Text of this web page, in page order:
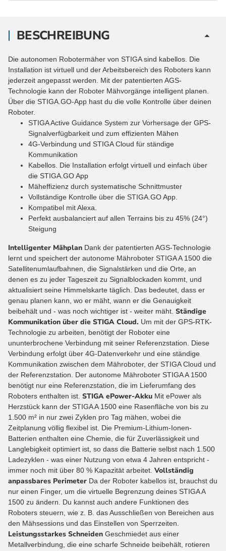
BESCHREIBUNG
Die autonomen Robotermäher von STIGA sind kabellos. Die
Installation ist virtuell und der Arbeitsbereich des Roboters kann
jederzeit angepasst werden. Mit der patentierten AGS-
Technologie kann der Roboter Mähvorgänge intelligent planen.
Über die STIGA.GO-App hast du die volle Kontrolle über deinen
Roboter.
STIGA Active Guidance System zur Vorhersage der GPS-
Signalverfügbarkeit und zum effizienten Mähen
4G-Verbindung und STIGA Cloud für ständige
Kommunikation
Kabellos. Die Installation erfolgt virtuell und einfach über
die STIGA.GO App
Mäheffizienz durch systematische Schnittmuster
Vollständige Kontrolle über die STIGA.GO App.
Kompatibel mit Alexa.
Perfekt ausbalanciert auf allen Terrains bis zu 45% (24°)
Steigung
Intelligenter Mähplan Dank der patentierten AGS-Technologie
lernt und speichert der autonome Mähroboter STIGA A 1500 die
Satellitenumlaufbahnen, die Signalstärken und die Orte, an
denen es zu jeder Tageszeit zu Signalblockaden kommt, und
aktualisiert seine Himmelskarte täglich. Das bedeutet, dass er
genau planen kann, wo er mäht, wann er die Genauigkeit
beibehält und - was noch wichtiger ist - weiter mäht. Ständige
Kommunikation über die STIGA Cloud. Um mit der GPS-RTK-
Technologie zu arbeiten, benötigt der Roboter eine
ununterbrochene Verbindung mit seiner Referenzstation. Diese
Verbindung erfolgt über 4G-Datenverkehr und eine ständige
Kommunikation zwischen dem Mähroboter, der STIGA Cloud und
der Referenzstation. Der autonome Mähroboter STIGA A 1500
benötigt nur eine Referenzstation, die im Lieferumfang des
Roboters enthalten ist. STIGA ePower-Akku Mit ePower als
Herzstück kann der STIGA A 1500 eine Rasenfläche von bis zu
1.500 m² in nur zwei Zyklen pro Tag mähen, wobei die
Zeitplanung völlig flexibel ist. Die Premium-Lithium-Ionen-
Batterien enthalten eine Chemie, die für Zuverlässigkeit und
Langlebigkeit optimiert ist, so dass die Batterie selbst nach 1.500
Ladezyklen - was einer Nutzung von etwa 4 Jahren entspricht -
immer noch mit über 80 % Kapazität arbeitet. Vollständig
anpassbares Perimeter Da der Roboter kabellos ist, brauchst du
nur einen Finger, um die virtuelle Begrenzung deines STIGA A
1500 zu ändern. Du kannst auch andere Funktionen des
Roboters steuern, wie z. B. das Ausschließen von Bereichen aus
den Mähsessions und das Einstellen von Sperrzeiten.
Leistungsstarkes Schneiden Geschmiedet aus einer
Metallverbindung, die eine scharfe Schneide beibehält, rotieren